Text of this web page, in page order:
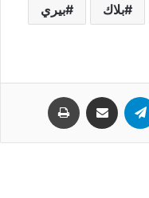
بلاك بيري
تيلقرام مشاركة عبر البريد